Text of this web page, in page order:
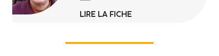
LIRE LA FICHE